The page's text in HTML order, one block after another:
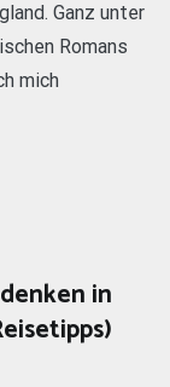
Ganz unter
Romans
mich
in